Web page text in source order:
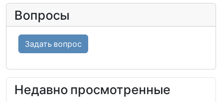
Вопросы
Задать вопрос
Недавно просмотренные